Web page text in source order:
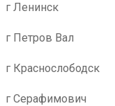
г Ленинск
г Петров Вал
г Краснослободск
г Серафимович